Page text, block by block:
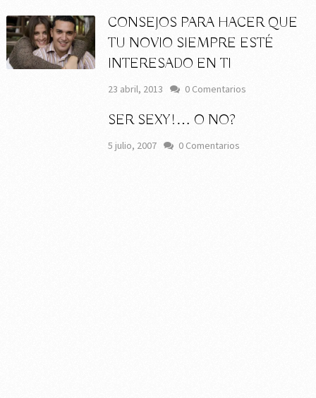
CONSEJOS PARA HACER QUE
TU NOVIO SIEMPRE ESTÉ
INTERESADO EN TI
23 abril, 2013 0 Comentarios
SER SEXY!… O NO?
5 julio, 2007 0 Comentarios